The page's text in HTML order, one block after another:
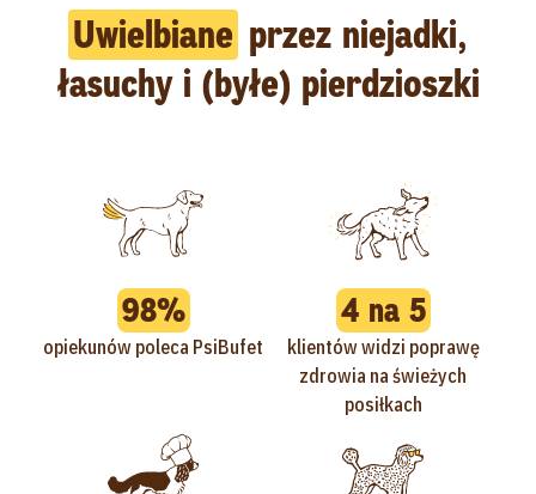
Uwielbiane przez niejadki,
łasuchy i (byłe) pierdzioszki
98%
opiekunów poleca PsiBufet
4 na 5
klientów widzi poprawę
zdrowia na świeżych
posiłkach